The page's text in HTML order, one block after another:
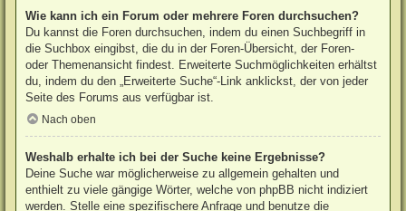
Wie kann ich ein Forum oder mehrere Foren durchsuchen?
Du kannst die Foren durchsuchen, indem du einen Suchbegriff in
die Suchbox eingibst, die du in der Foren-Übersicht, der Foren-
oder Themenansicht findest. Erweiterte Suchmöglichkeiten erhältst
du, indem du den „Erweiterte Suche“-Link anklickst, der von jeder
Seite des Forums aus verfügbar ist.
Nach oben
Weshalb erhalte ich bei der Suche keine Ergebnisse?
Deine Suche war möglicherweise zu allgemein gehalten und
enthielt zu viele gängige Wörter, welche von phpBB nicht indiziert
werden. Stelle eine spezifischere Anfrage und benutze die